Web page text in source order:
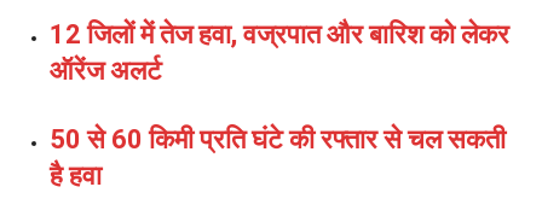
12 जिलों में तेज हवा, वज्रपात और बारिश को लेकर
ऑरेंज अलर्ट
50 से 60 किमी प्रति घंटे की रफ्तार से चल सकती
है हवा